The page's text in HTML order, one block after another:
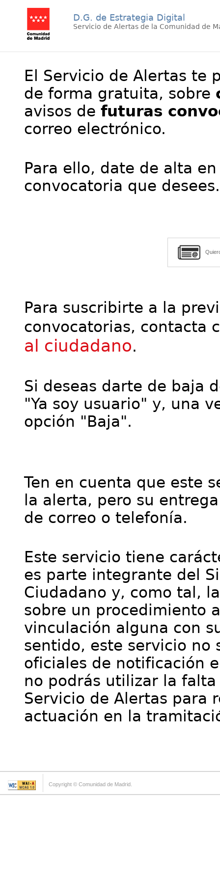
D.G. de Estrategia Digital
Servicio de Alertas de la Comunidad de
El Servicio de Alertas te
de forma gratuita, sobre
avisos de futuras
correo electrónico.
Para ello, date de alta
convocatoria que desees.
Para suscribirte a la
convocatorias, contacta
al ciudadano.
Si deseas darte de baja
"Ya soy usuario" y, una
opción "Baja".
Ten en cuenta que este
la alerta, pero su
de correo o telefonía.
Este servicio tiene
es parte integrante del
Ciudadano y, como tal,
sobre un procedimiento
vinculación alguna con
sentido, este servicio no
oficiales de notificación
no podrás utilizar la
Servicio de Alertas para
actuación en la
Copyright © Comunidad de Madrid.